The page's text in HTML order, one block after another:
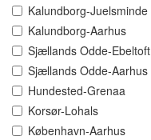
Kalundborg-Juelsminde
Kalundborg-Aarhus
Sjællands Odde-Ebeltoft
Sjællands Odde-Aarhus
Hundested-Grenaa
Korsør-Lohals
København-Aarhus